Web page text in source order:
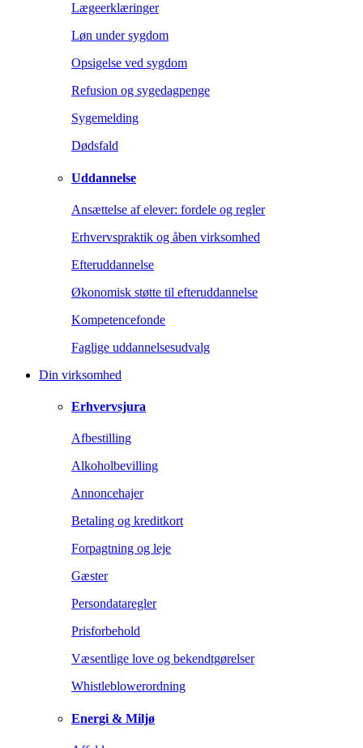
Lægeerklæringer
Løn under sygdom
Opsigelse ved sygdom
Refusion og sygedagpenge
Sygemelding
Dødsfald
Uddannelse
Ansættelse af elever: fordele og regler
Erhvervspraktik og åben virksomhed
Efteruddannelse
Økonomisk støtte til efteruddannelse
Kompetencefonde
Faglige uddannelsesudvalg
Din virksomhed
Erhvervsjura
Afbestilling
Alkoholbevilling
Annoncehajer
Betaling og kreditkort
Forpagtning og leje
Gæster
Persondataregler
Prisforbehold
Væsentlige love og bekendtgørelser
Whistleblowerordning
Energi & Miljø